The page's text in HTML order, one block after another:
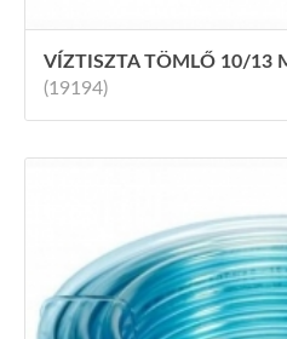
VÍZTISZTA TÖMLŐ 10/13
(19194)